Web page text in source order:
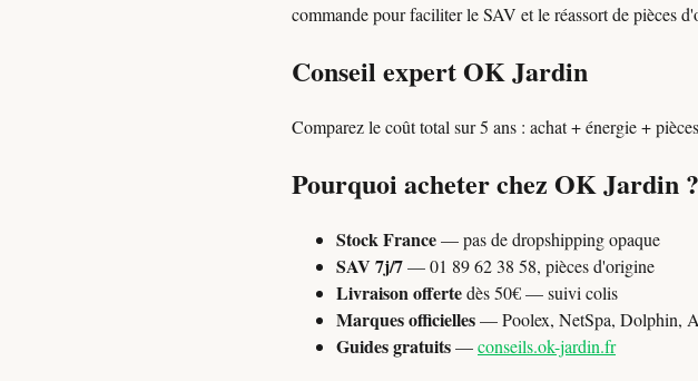
commande pour faciliter le SAV et le réassort de pièces
Conseil expert OK Jardin
Comparez le coût total sur 5 ans : achat + énergie +
Pourquoi acheter chez OK Jardin ?
Stock France— pas de dropshipping opaque
SAV 7j/7— 01 89 62 38 58, pièces d'origine
Livraison offertedès 50€ — suivi colis
Marques officielles— Poolex, NetSpa, Dolphin,
Guides gratuits—conseils.ok-jardin.fr